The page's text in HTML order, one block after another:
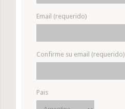
Email (requerido)
Confirme su email (requerido)
Pais